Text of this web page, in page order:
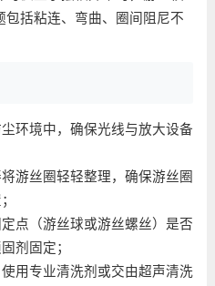
括粘连、弯曲、圈间阻尼不
环境中，确保光线与放大设备
游丝圈轻轻整理，确保游丝圈
点（游丝球或游丝螺丝）是否
剂固定；
用专业清洗剂或交由超声清洗